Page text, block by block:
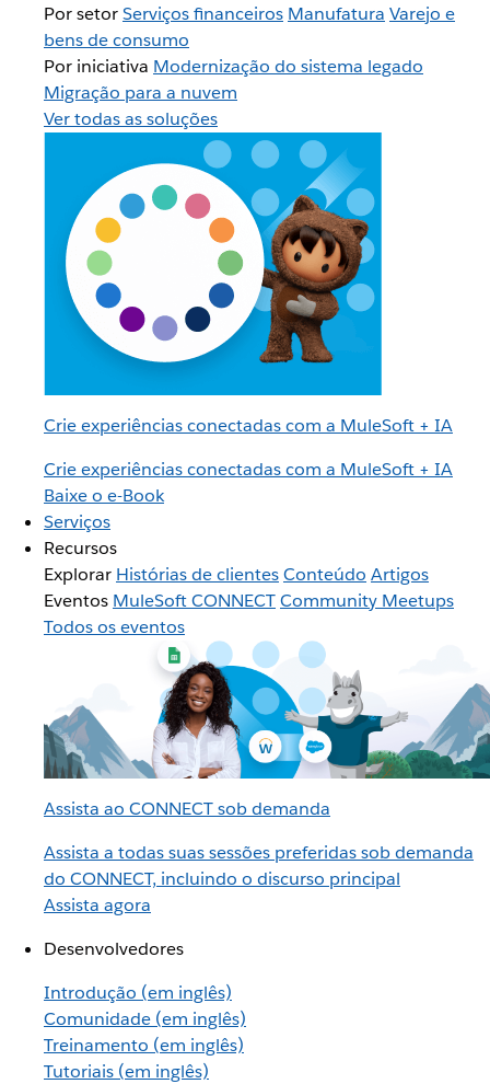
Por setorServiços financeiros Manufatura Varejo e
bens de consumo
Por iniciativa Modernização do sistema legado
Migração para a nuvem
Ver todas as soluções
Crie experiências conectadas com a MuleSoft + IA
Crie experiências conectadas com a MuleSoft + IA
Baixe o e-Book
Serviços
Recursos
Explorar Histórias de clientesConteúdo Artigos
Eventos MuleSoft CONNECTCommunity Meetups
Todos os eventos
Assista ao CONNECT sob demanda
Assista a todas suas sessões preferidas sob demanda
do CONNECT, incluindo o discurso principal
Assista agora
Desenvolvedores
Introdução (em inglês)
Comunidade (em inglês)
Treinamento (em inglês)
Tutoriais (em inglês)